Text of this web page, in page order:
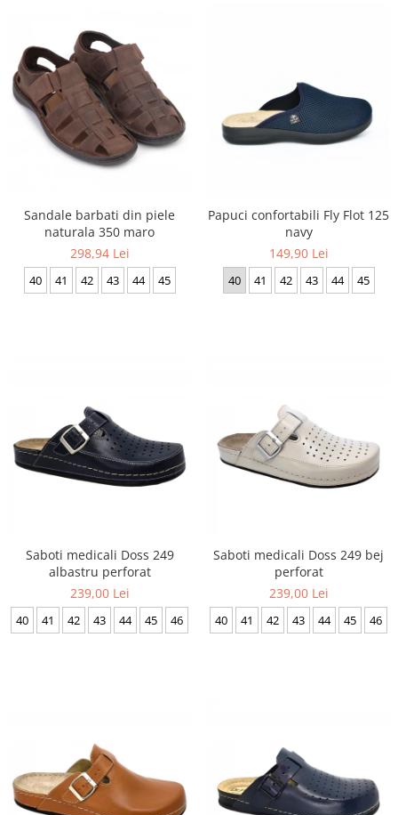
Vesna
Dr. Feet
Sandale barbati din piele
naturala 350 maro
298,94 Lei
40 41 42 43 44 45
Papuci confortabili Fly Flot 125
navy
149,90 Lei
40 41 42 43 44 45
Saboti medicali Doss 249
albastru perforat
239,00 Lei
40 41 42 43 44 45 46
Saboti medicali Doss 249 bej
perforat
239,00 Lei
40 41 42 43 44 45 46